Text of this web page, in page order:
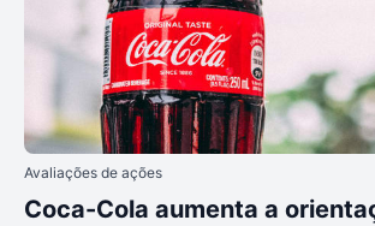
Avaliações de ações
Coca-Cola aumenta a